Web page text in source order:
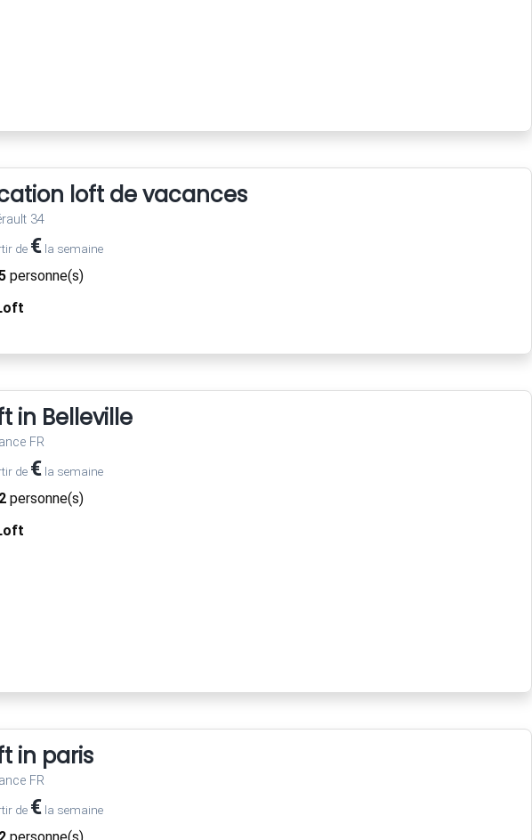
loft de vacances
34
de €la semaine
personne(s)
in Belleville
FR
de €la semaine
2personne(s)
in paris
FR
de €la semaine